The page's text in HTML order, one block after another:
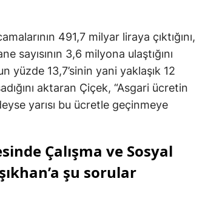
491,7 milyar liraya çıktığını,
sayısının 3,6 milyona ulaştığını
13,7’sinin yani yaklaşık 12
aktaran Çiçek, “Asgari ücretin
yarısı bu ücretle geçinmeye
Çalışma ve Sosyal
şu sorular